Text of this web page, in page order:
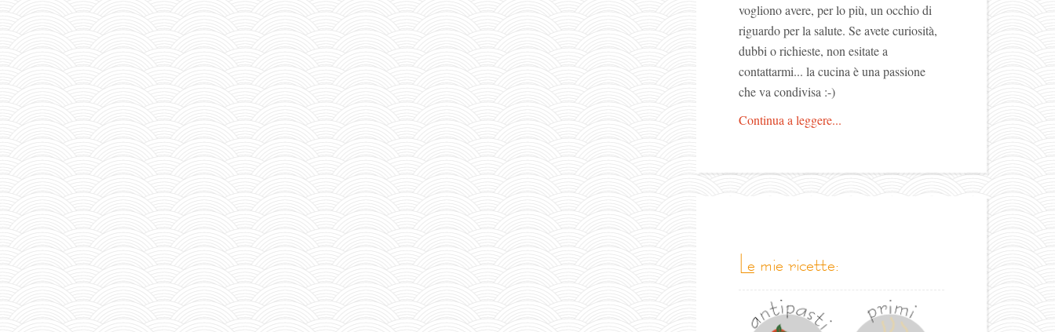
vogliono avere, per lo più, un occhio di
riguardo per la salute. Se avete curiosità,
dubbi o richieste, non esitate a
contattarmi... la cucina è una passione
che va condivisa :-)
Continua a leggere...
le mie ricette: